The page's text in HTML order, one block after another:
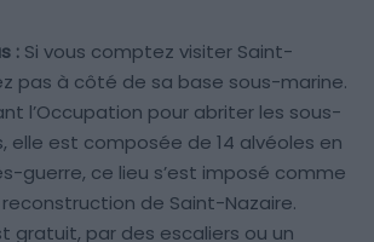
: Si vous comptez visiter Saint-
pas à côté de sa base sous-marine.
l’Occupation pour abriter les sous-
elle est composée de 14 alvéoles en
guerre, ce lieu s’est imposé comme
de Saint-Nazaire.
gratuit, par des escaliers ou un